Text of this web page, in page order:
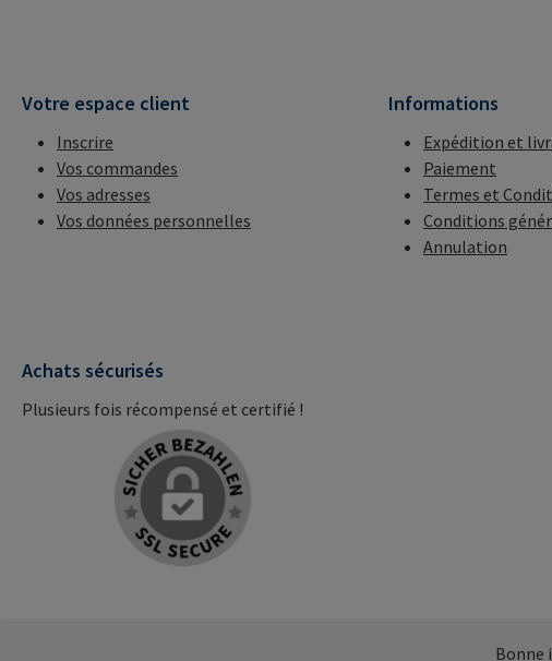
Votre espace client
Inscrire
Vos commandes
Vos adresses
Vos données personnelles
Informations
Expédition et
Paiement
Termes et
Conditions
Annulation
Achats sécurisés
Plusieurs fois récompensé et certifié !
Bonne